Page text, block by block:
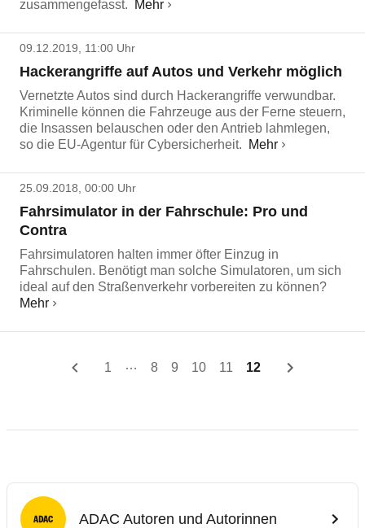
zusammengefasst.
Mehr
09.12.2019, 11:00 Uhr
Hackerangriffe auf Autos und Verkehr möglich
Vernetzte Autos sind durch Hackerangriffe verwundbar.
Kriminelle können die Fahrzeuge aus der Ferne steuern,
die Insassen belauschen oder den Antrieb lahmlegen,
so die EU-Agentur für Cybersicherheit.
Mehr
25.09.2018, 00:00 Uhr
Fahrsimulator in der Fahrschule: Pro und
Contra
Fahrsimulatoren halten immer öfter Einzug in
Fahrschulen. Benötigt man solche Simulatoren, um sich
ideal auf den Straßenverkehr vorbereiten zu können?
Mehr
1 … 8 9 10 11 12
ADAC Autoren und Autorinnen